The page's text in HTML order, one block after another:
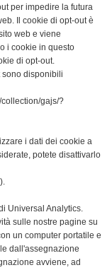
per impedire la futura
Il cookie di opt-out è
web e viene
i cookie in questo
di opt-out.
sono disponibili
gajs/?
i dati dei cookie a
potete disattivarlo
Universal Analytics.
sulle nostre pagine su
un computer portatile e
dall'assegnazione
avviene, ad